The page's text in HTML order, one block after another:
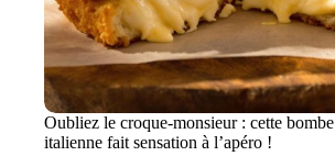
Oubliez le croque-monsieur : cette bombe
italienne fait sensation à l’apéro !